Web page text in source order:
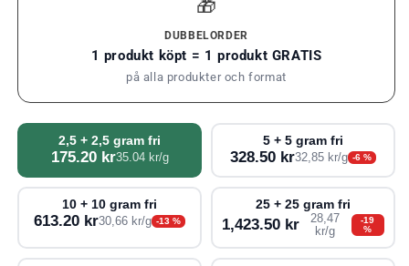
🎁
DUBBELORDER
1 produkt köpt = 1 produkt GRATIS
på alla produkter och format
2,5 + 2,5 gram fri
175.20 kr35.04 kr/g
5 + 5 gram fri
328.50 kr32,85 kr/g -6 %
10 + 10 gram fri
613.20 kr30,66 kr/g -13 %
25 + 25 gram fri
1,423.50 kr
28,47
kr/g
-19
%